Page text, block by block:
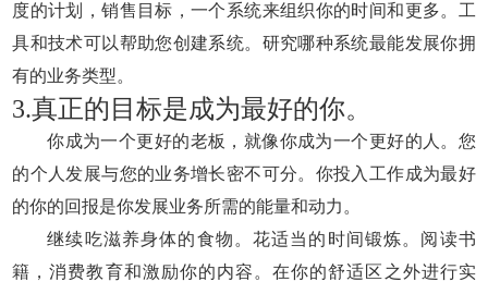
度的计划，销售目标，一个系统来组织你的时间和更多。工
具和技术可以帮助您创建系统。研究哪种系统最能发展你拥
有的业务类型。
3.真正的目标是成为最好的你。
你成为一个更好的老板，就像你成为一个更好的人。您
的个人发展与您的业务增长密不可分。你投入工作成为最好
的你的回报是你发展业务所需的能量和动力。
继续吃滋养身体的食物。花适当的时间锻炼。阅读书
籍，消费教育和激励你的内容。在你的舒适区之外进行实